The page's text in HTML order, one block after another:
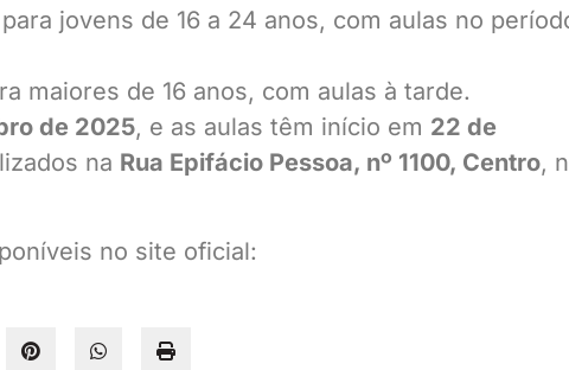
jovens de 16 a 24 anos, com aulas no
maiores de 16 anos, com aulas à tarde.
de 2025, e as aulas têm início em 22 de
na Rua Epifácio Pessoa, nº 1100, Centro,
no site oficial: